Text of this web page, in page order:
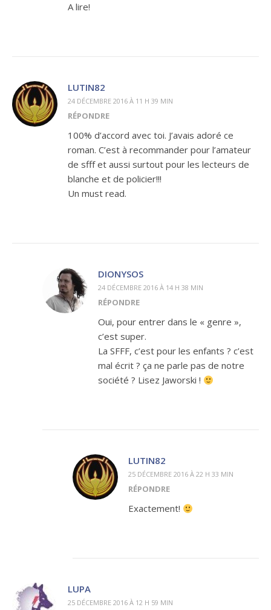
A lire!
LUTIN82
24 DÉCEMBRE 2016 À 11 H 39 MIN
RÉPONDRE
100% d’accord avec toi. J’avais adoré ce
roman. C’est à recommander pour l’amateur
de sfff et aussi surtout pour les lecteurs de
blanche et de policier!!!
Un must read.
DIONYSOS
24 DÉCEMBRE 2016 À 14 H 38 MIN
RÉPONDRE
Oui, pour entrer dans le « genre »,
c’est super.
La SFFF, c’est pour les enfants ? c’est
mal écrit ? ça ne parle pas de notre
société ? Lisez Jaworski !
LUTIN82
25 DÉCEMBRE 2016 À 22 H 33 MIN
RÉPONDRE
Exactement!
LUPA
25 DÉCEMBRE 2016 À 12 H 59 MIN